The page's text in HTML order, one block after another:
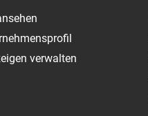
verwalten